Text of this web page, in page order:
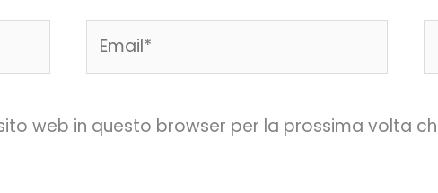
web in questo browser per la prossima volta